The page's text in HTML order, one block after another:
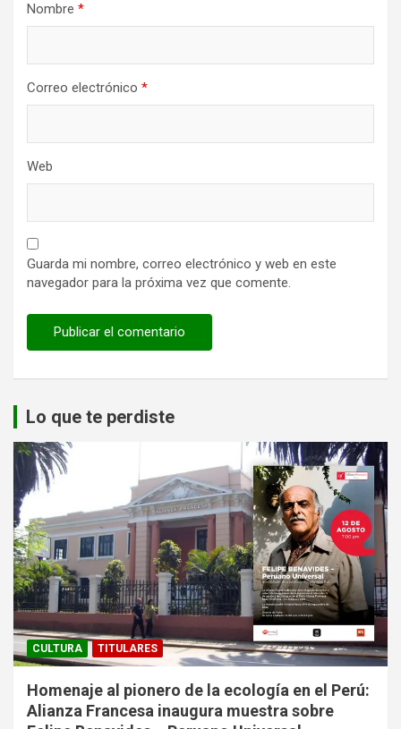
Nombre *
Correo electrónico *
Web
Guarda mi nombre, correo electrónico y web en este
navegador para la próxima vez que comente.
Lo que te perdiste
CULTURA TITULARES
Homenaje al pionero de la ecología en el Perú:
Alianza Francesa inaugura muestra sobre